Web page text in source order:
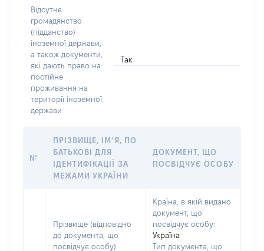
Відсутнє
громадянство
(підданство)
іноземної держави,
а також документи,
які дають право на
постійне
проживання на
території іноземної
держави
Так
№
ПРІЗВИЩЕ, ІМ’Я, ПО
БАТЬКОВІ ДЛЯ
ІДЕНТИФІКАЦІЇ ЗА
МЕЖАМИ УКРАЇНИ
ДОКУМЕНТ, ЩО
ПОСВІДЧУЄ ОСОБУ
Прізвище (відповідно
до документа, що
посвідчує особу):
Країна, в якій видано
документ, що
посвідчує особу:
Україна
Тип документа, що